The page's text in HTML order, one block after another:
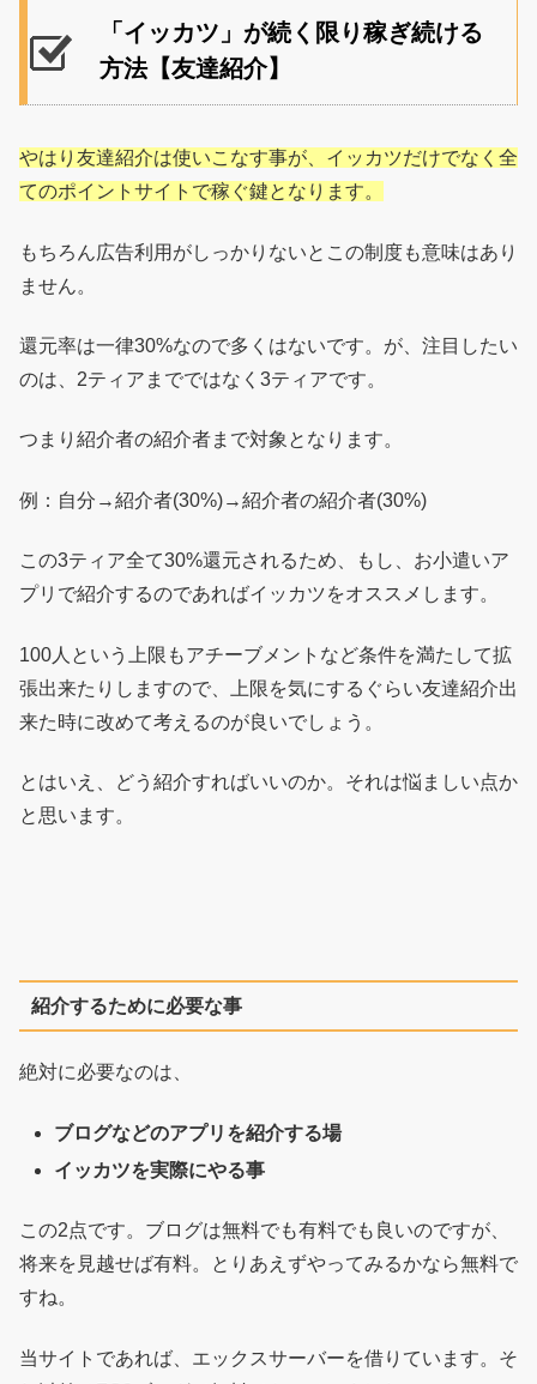
「イッカツ」が続く限り稼ぎ続ける
方法【友達紹介】
やはり友達紹介は使いこなす事が、イッカツだけでなく全
てのポイントサイトで稼ぐ鍵となります。
もちろん広告利用がしっかりないとこの制度も意味はあり
ません。
還元率は一律30%なので多くはないです。が、注目したい
のは、2ティアまでではなく3ティアです。
つまり紹介者の紹介者まで対象となります。
例：自分→紹介者(30%)→紹介者の紹介者(30%)
この3ティア全て30%還元されるため、もし、お小遣いア
プリで紹介するのであればイッカツをオススメします。
100人という上限もアチーブメントなど条件を満たして拡
張出来たりしますので、上限を気にするぐらい友達紹介出
来た時に改めて考えるのが良いでしょう。
とはいえ、どう紹介すればいいのか。それは悩ましい点か
と思います。
紹介するために必要な事
絶対に必要なのは、
ブログなどのアプリを紹介する場
イッカツを実際にやる事
この2点です。ブログは無料でも有料でも良いのですが、
将来を見越せば有料。とりあえずやってみるかなら無料で
すね。
当サイトであれば、エックスサーバーを借りています。そ